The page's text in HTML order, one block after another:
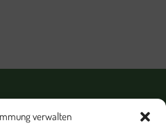
verwalten